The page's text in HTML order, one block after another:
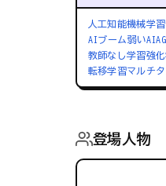
人工知能機械学習
AIブーム 弱いAI
教師なし学習強
転移学習マルチ
登場人物